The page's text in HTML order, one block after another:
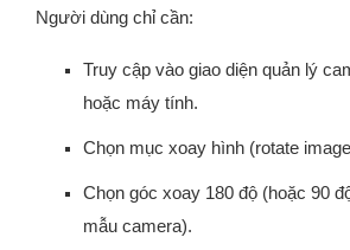
Người dùng chỉ cần:
Truy cập vào giao diện quản lý
hoặc máy tính.
Chọn mục xoay hình (rotate
Chọn góc xoay 180 độ (hoặc 90
mẫu camera).